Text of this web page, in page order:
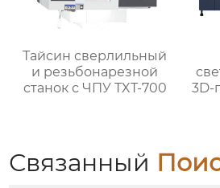
Тайсин сверлильный
и резьбонарезной
станок с ЧПУ TXT-700
3D-
Связанный